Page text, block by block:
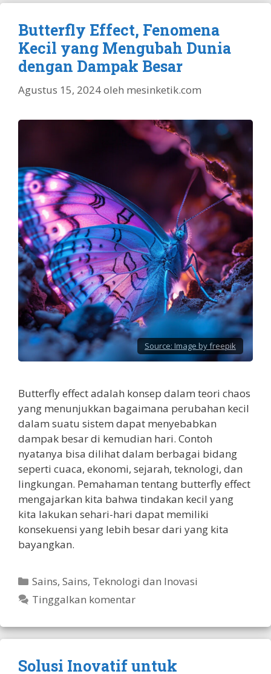
Butterfly Effect, Fenomena
Kecil yang Mengubah Dunia
dengan Dampak Besar
Agustus 15, 2024oleh mesinketik.com
Source: Image by freepik
Butterfly effect adalah konsep dalam teori chaos
yang menunjukkan bagaimana perubahan kecil
dalam suatu sistem dapat menyebabkan
dampak besar di kemudian hari. Contoh
nyatanya bisa dilihat dalam berbagai bidang
seperti cuaca, ekonomi, sejarah, teknologi, dan
lingkungan. Pemahaman tentang butterfly effect
mengajarkan kita bahwa tindakan kecil yang
kita lakukan sehari-hari dapat memiliki
konsekuensi yang lebih besar dari yang kita
bayangkan.
Kategori
Sains,Sains, Teknologi dan Inovasi
Tinggalkan komentar
Solusi Inovatif untuk